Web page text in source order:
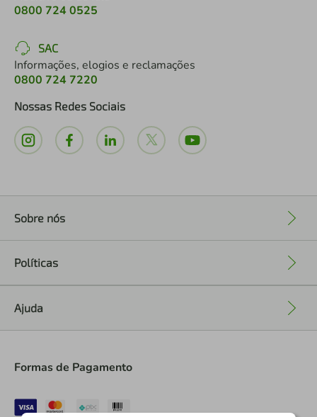
0800 724 0525
SAC
Informações, elogios e reclamações
0800 724 7220
Nossas Redes Sociais
Sobre nós
Políticas
Ajuda
Formas de Pagamento